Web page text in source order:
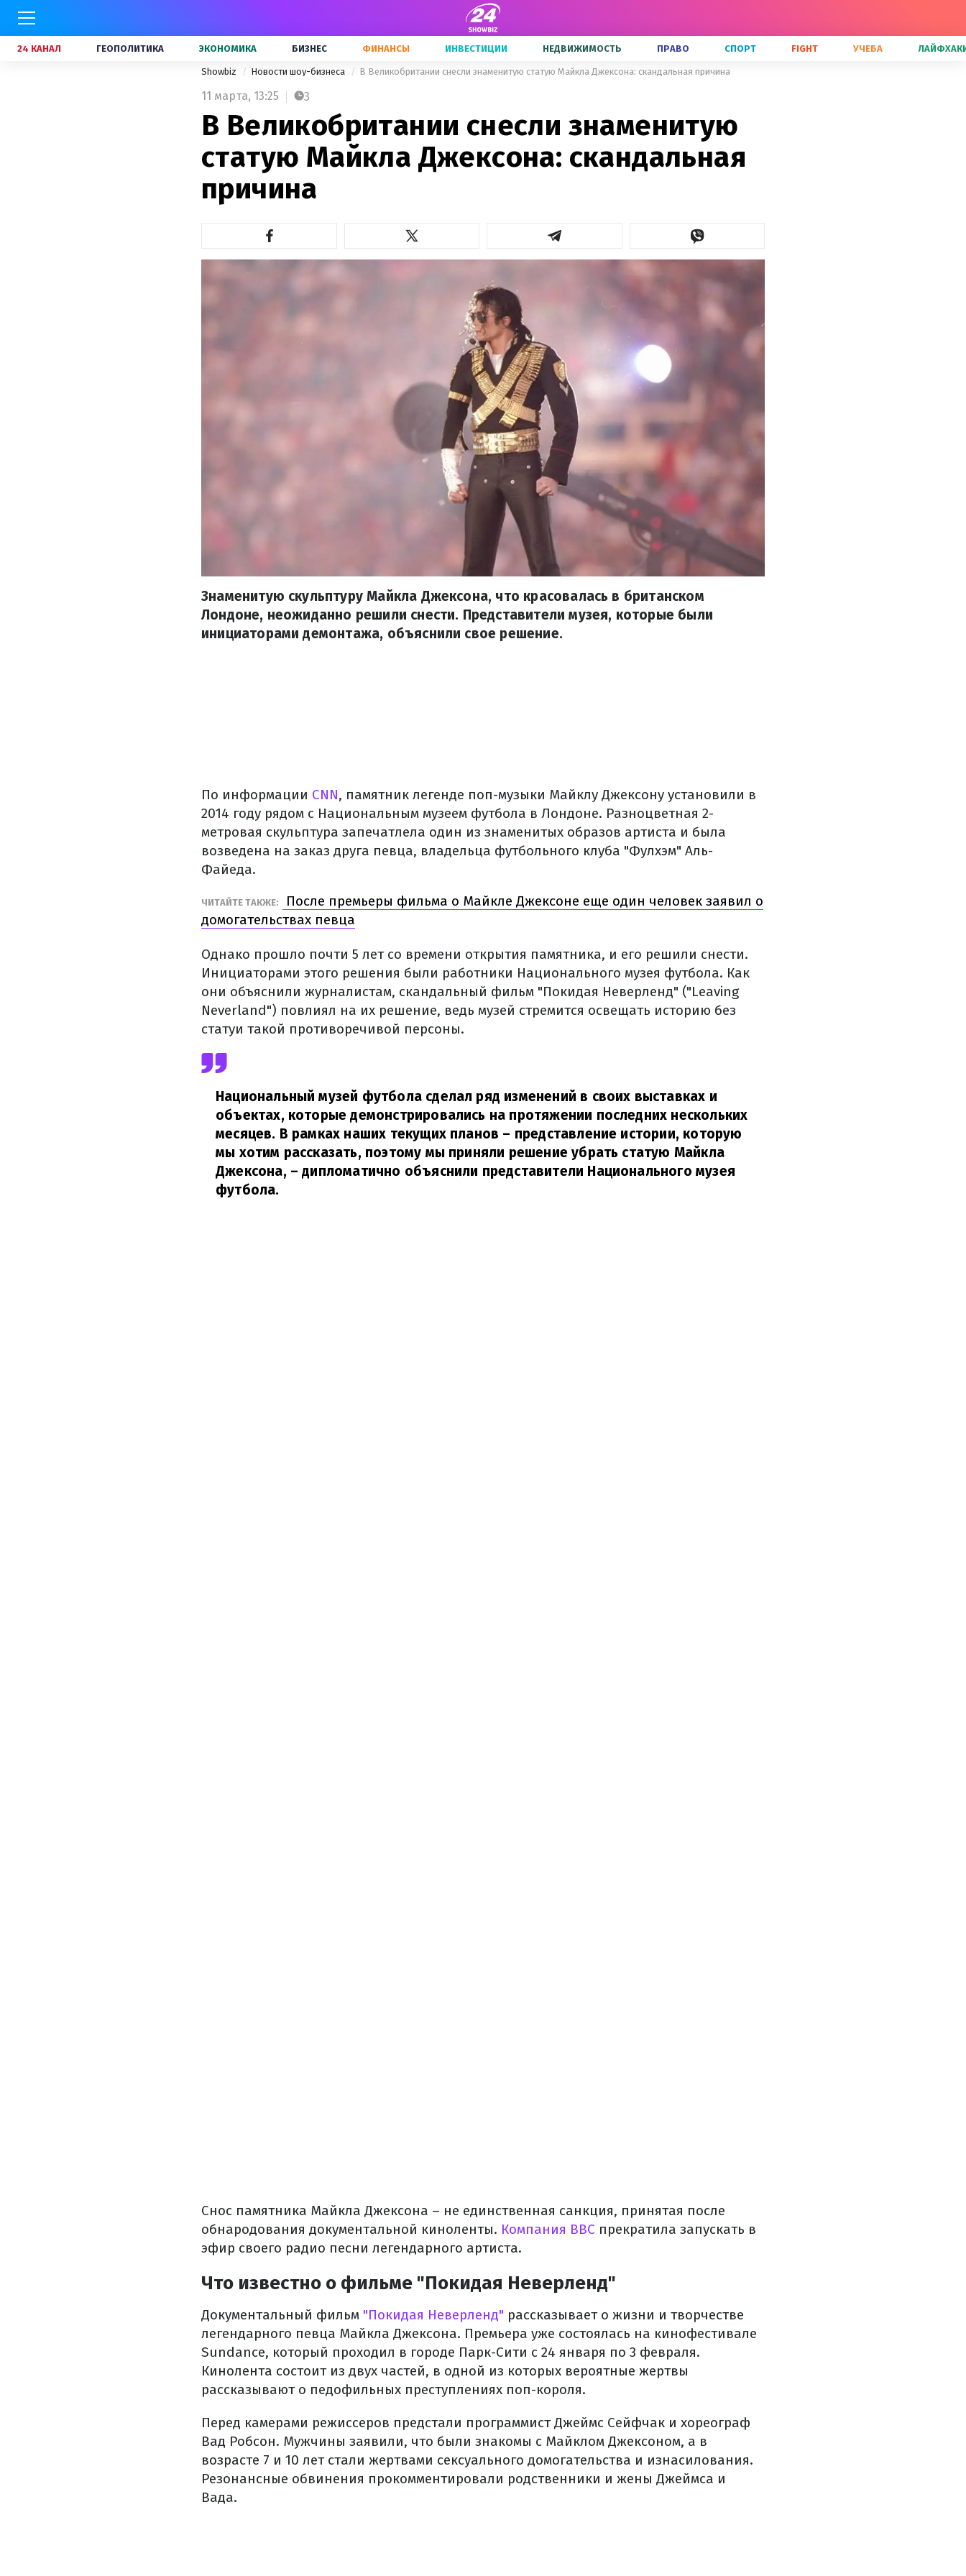
24 КАНАЛ ГЕОПОЛИТИКА ЭКОНОМИКА БИЗНЕС ФИНАНСЫ ИНВЕСТИЦИИ НЕДВИЖИМОСТЬ ПРАВО СПОРТ FIGHT УЧЕБА
Showbiz Новости шоу-бизнеса В Великобритании снесли знаменитую статую Майкла Джексона: скандальная причина
11 марта, 13:25 3
В Великобритании снесли знаменитую
статую Майкла Джексона: скандальная
причина
Знаменитую скульптуру Майкла Джексона, что красовалась в британском
Лондоне, неожиданно решили снести. Представители музея, которые были
инициаторами демонтажа, объяснили свое решение.
По информации CNN, памятник легенде поп-музыки Майклу Джексону установили в
2014 году рядом с Национальным музеем футбола в Лондоне. Разноцветная 2-
метровая скульптура запечатлела один из знаменитых образов артиста и была
возведена на заказ друга певца, владельца футбольного клуба "Фулхэм" Аль-
Файеда.
ЧИТАЙТЕ ТАКЖЕ:
После премьеры фильма о Майкле Джексоне еще один человек заявил о
домогательствах певца
Однако прошло почти 5 лет со времени открытия памятника, и его решили снести.
Инициаторами этого решения были работники Национального музея футбола. Как
они объяснили журналистам, скандальный фильм "Покидая Неверленд" ("Leaving
Neverland") повлиял на их решение, ведь музей стремится освещать историю без
статуи такой противоречивой персоны.
Национальный музей футбола сделал ряд изменений в своих выставках и
объектах, которые демонстрировались на протяжении последних нескольких
месяцев. В рамках наших текущих планов – представление истории, которую
мы хотим рассказать, поэтому мы приняли решение убрать статую Майкла
Джексона, – дипломатично объяснили представители Национального музея
футбола.
Снос памятника Майкла Джексона – не единственная санкция, принятая после
обнародования документальной киноленты. Компания ВВС прекратила запускать в
эфир своего радио песни легендарного артиста.
Что известно о фильме "Покидая Неверленд"
Документальный фильм "Покидая Неверленд" рассказывает о жизни и творчестве
легендарного певца Майкла Джексона. Премьера уже состоялась на кинофестивале
Sundance, который проходил в городе Парк-Сити с 24 января по 3 февраля.
Кинолента состоит из двух частей, в одной из которых вероятные жертвы
рассказывают о педофильных преступлениях поп-короля.
Перед камерами режиссеров предстали программист Джеймс Сейфчак и хореограф
Вад Робсон. Мужчины заявили, что были знакомы с Майклом Джексоном, а в
возрасте 7 и 10 лет стали жертвами сексуального домогательства и изнасилования.
Резонансные обвинения прокомментировали родственники и жены Джеймса и
Вада.